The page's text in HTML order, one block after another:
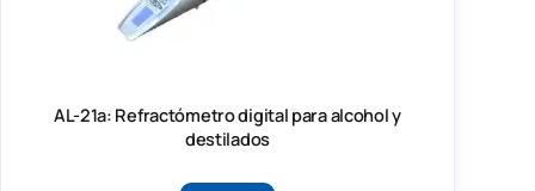
AL-21a: Refractómetro digital para alcohol y
destilados